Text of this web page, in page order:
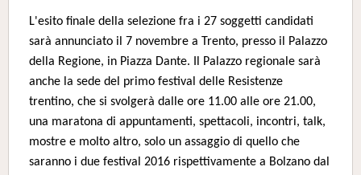
L'esito finale della selezione fra i 27 soggetti candidati
sarà annunciato il 7 novembre a Trento, presso il Palazzo
della Regione, in Piazza Dante. Il Palazzo regionale sarà
anche la sede del primo festival delle Resistenze
trentino, che si svolgerà dalle ore 11.00 alle ore 21.00,
una maratona di appuntamenti, spettacoli, incontri, talk,
mostre e molto altro, solo un assaggio di quello che
saranno i due festival 2016 rispettivamente a Bolzano dal